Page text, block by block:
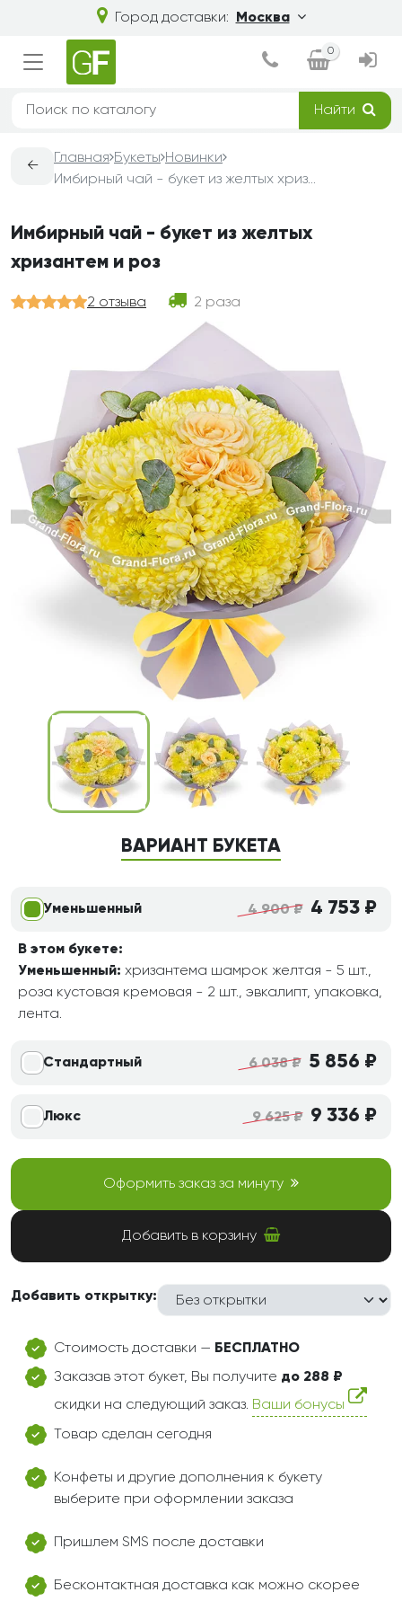
Город доставки: Москва
0
Найти
←
Главная Букеты Новинки
Имбирный чай - букет из желтых хризантем и роз
Имбирный чай - букет из желтых
хризантем и роз
2 отзыва 2 раза
ВАРИАНТ БУКЕТА
Уменьшенный 4 900 ₽ 4 753 ₽
В этом букете:
Уменьшенный: хризантема шамрок желтая - 5 шт.,
роза кустовая кремовая - 2 шт., эвкалипт, упаковка,
лента.
Стандартный 6 038 ₽ 5 856 ₽
Люкс 9 625 ₽ 9 336 ₽
Оформить заказ за минуту
Добавить в корзину
Добавить открытку:
Стоимость доставки — БЕСПЛАТНО
Заказав этот букет, Вы получите до 288 ₽
скидки на следующий заказ. Ваши бонусы
Товар сделан сегодня
Конфеты и другие дополнения к букету
выберите при оформлении заказа
Пришлем SMS после доставки
Бесконтактная доставка как можно скорее